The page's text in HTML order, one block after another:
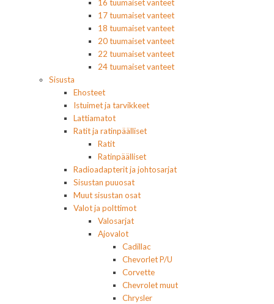
16 tuumaiset vanteet
17 tuumaiset vanteet
18 tuumaiset vanteet
20 tuumaiset vanteet
22 tuumaiset vanteet
24 tuumaiset vanteet
Sisusta
Ehosteet
Istuimet ja tarvikkeet
Lattiamatot
Ratit ja ratinpäälliset
Ratit
Ratinpäälliset
Radioadapterit ja johtosarjat
Sisustan puuosat
Muut sisustan osat
Valot ja polttimot
Valosarjat
Ajovalot
Cadillac
Chevorlet P/U
Corvette
Chevrolet muut
Chrysler